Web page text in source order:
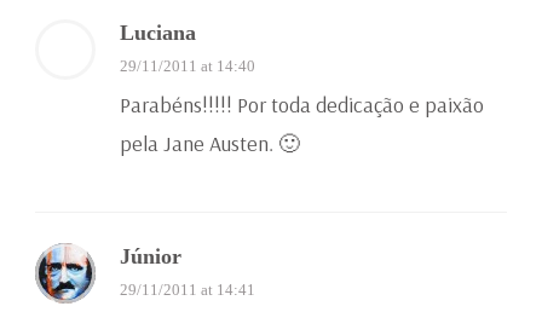
Luciana
29/11/2011 at 14:40
Parabéns!!!!! Por toda dedicação e paixão
pela Jane Austen. 🙂
Júnior
29/11/2011 at 14:41